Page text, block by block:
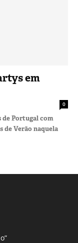
em
0
de Portugal com
de Verão naquela